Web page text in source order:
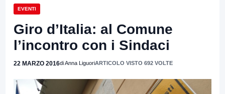
EVENTI
Giro d’Italia: al Comune
l’incontro con i Sindaci
22 MARZO 2016di Anna LiguoriARTICOLO VISTO 692 VOLTE